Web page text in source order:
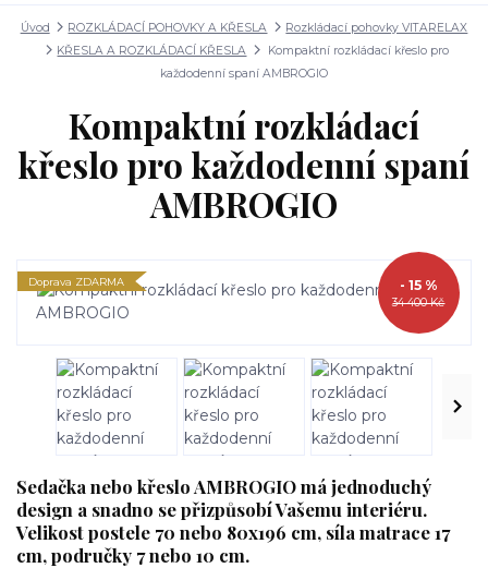
Úvod ROZKLÁDACÍ POHOVKY A KŘESLA
Rozkládací pohovky VITARELAX
KŘESLA A ROZKLÁDACÍ KŘESLA
Kompaktní rozkládací křeslo pro
každodenní spaní AMBROGIO
Kompaktní rozkládací
křeslo pro každodenní spaní
AMBROGIO
Doprava ZDARMA
34 400 Kč
- 15 %
Sedačka nebo křeslo AMBROGIO má jednoduchý
design a snadno se přizpůsobí Vašemu interiéru.
Velikost postele 70 nebo 80x196 cm, síla matrace 17
cm, područky 7 nebo 10 cm.